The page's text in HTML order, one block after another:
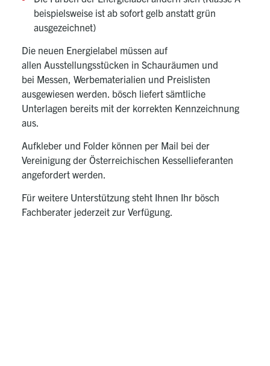
beispielsweise ist ab sofort gelb anstatt grün
ausgezeichnet)
Die neuen Energielabel müssen auf
allen Ausstellungsstücken in Schauräumen und
bei Messen, Werbematerialien und Preislisten
ausgewiesen werden. bösch liefert sämtliche
Unterlagen bereits mit der korrekten Kennzeichnung
aus.
Aufkleber und Folder können per Mail bei der
Vereinigung der Österreichischen Kessellieferanten
angefordert werden.
Für weitere Unterstützung steht Ihnen Ihr bösch
Fachberater jederzeit zur Verfügung.